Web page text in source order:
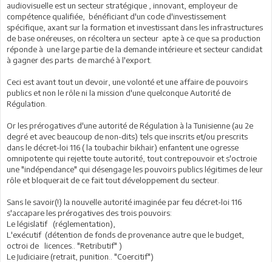
audiovisuelle est un secteur stratégique , innovant, employeur de
compétence qualifiée, bénéficiant d'un code d'investissement
spécifique, axant sur la formation et investissant dans les infrastructures
de base onéreuses, on récoltera un secteur apte à ce que sa production
réponde à une large partie de la demande intérieure et secteur candidat
à gagner des parts de marché à l'export.
Ceci est avant tout un devoir, une volonté et une affaire de pouvoirs
publics et non le rôle ni la mission d'une quelconque Autorité de
Régulation.
Or les prérogatives d'une autorité de Régulation à la Tunisienne (au 2e
degré et avec beaucoup de non-dits) tels que inscrits et/ou prescrits
dans le décret-loi 116 ( la toubachir bikhair) enfantent une ogresse
omnipotente qui rejette toute autorité, tout contrepouvoir et s'octroie
une "indépendance" qui désengage les pouvoirs publics légitimes de leur
rôle et bloquerait de ce fait tout développement du secteur.
Sans le savoir(!) la nouvelle autorité imaginée par feu décret-loi 116
s'accapare les prérogatives des trois pouvoirs:
Le législatif (réglementation),
L'exécutif (détention de fonds de provenance autre que le budget,
octroi de licences.. "Retributif" )
Le Judiciaire (retrait, punition.. "Coercitif")